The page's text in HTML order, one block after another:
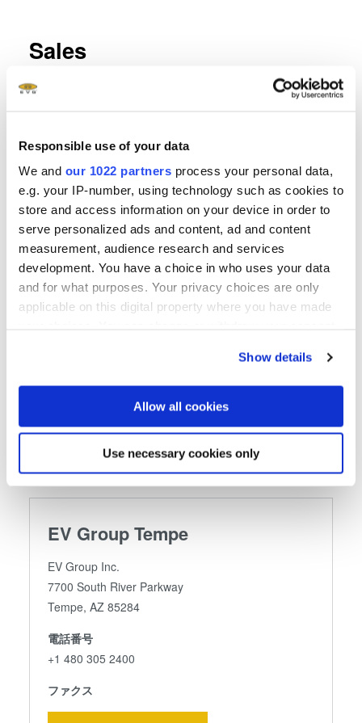
Responsible use of your data
We and our 1022 partners process your personal data,
e.g. your IP-number, using technology such as cookies to
store and access information on your device in order to
serve personalized ads and content, ad and content
measurement, audience research and services
development. You have a choice in who uses your data
and for what purposes. Your privacy choices are only
applicable on this digital property where you have made
If you allow, we would also like to:
Collect information about your geographical location
Identify your device by actively scanning it for
specific characteristics (fingerprinting)
and set your preferences in the
We use cookies to provide social media features and to
analyse our traffic. We also share information about your
use of our site with our social media, advertising and
information that you’ve provided to them or that they’ve
collected from your use of their services. You consent to
Show details
Allow all cookies
Use necessary cookies only
Sales
7700 South River Parkway
Tempe, AZ 85284
電話番号
+1 480 305 2400
ファクス
+1 480 305 2401
Follow us
EV Group Tempe
EV Group Inc.
7700 South River Parkway
Tempe, AZ 85284
電話番号
+1 480 305 2400
ファクス